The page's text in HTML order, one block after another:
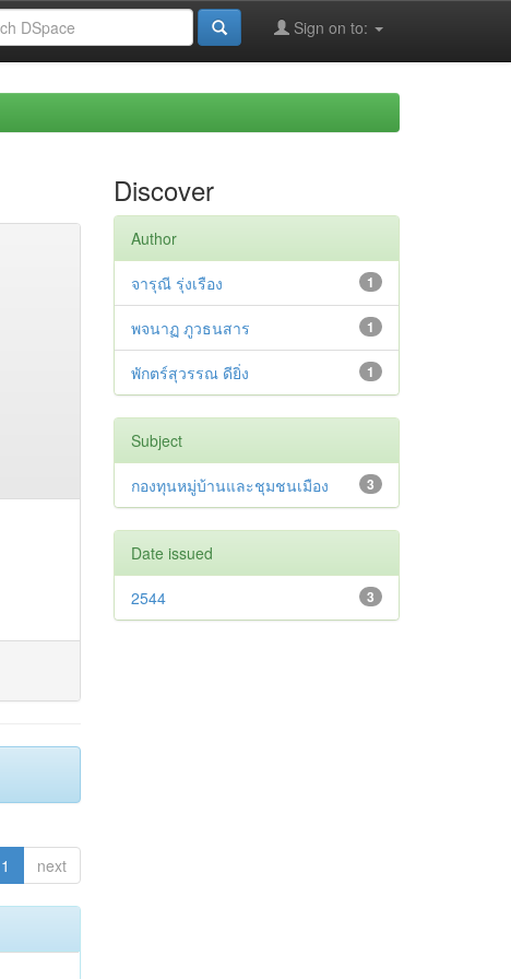
Sign on to:
1 next
Discover
Author
1
จารุณี รุ่งเรือง
1
พจนาฏ ภูวธนสาร
1
พักตร์สุวรรณ ดียิ่ง
Subject
3
กองทุนหมู่บ้านและชุมชนเมือง
Date issued
3
2544